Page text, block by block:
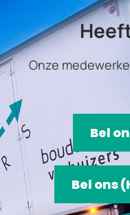
Onze
Bel
Bel ons